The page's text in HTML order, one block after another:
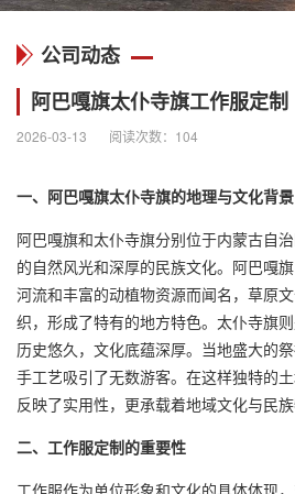
公司动态
阿巴嘎旗太仆寺旗工作服定制
2026-03-13 阅读次数： 104
一、阿巴嘎旗太仆寺旗的地理与文化背景
阿巴嘎旗和太仆寺旗分别位于内蒙古自
的自然风光和深厚的民族文化。阿巴嘎
河流和丰富的动植物资源而闻名，草原
织，形成了特有的地方特色。太仆寺旗
历史悠久，文化底蕴深厚。当地盛大的
手工艺吸引了无数游客。在这样独特的
反映了实用性，更承载着地域文化与民族
二、工作服定制的重要性
工作服作为单位形象和文化的具体体现